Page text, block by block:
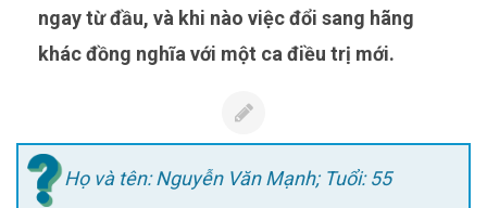
ngay từ đầu, và khi nào việc đổi sang hãng
khác đồng nghĩa với một ca điều trị mới.
Họ và tên: Nguyễn Văn Mạnh; Tuổi: 55